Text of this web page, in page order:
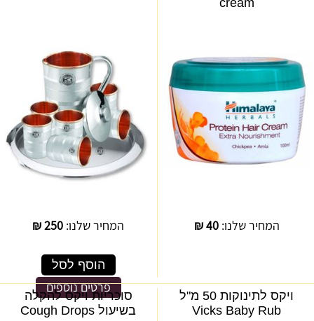
cream
המחיר שלנו:40
₪ המחיר שלנו: 250
₪
הוסף לסל
פרטים נוספים
ויקס לתינוקות 50 מ"ל
Vicks Baby Rub
סוכריות ויקס להקלה
בשיעול Cough Drops